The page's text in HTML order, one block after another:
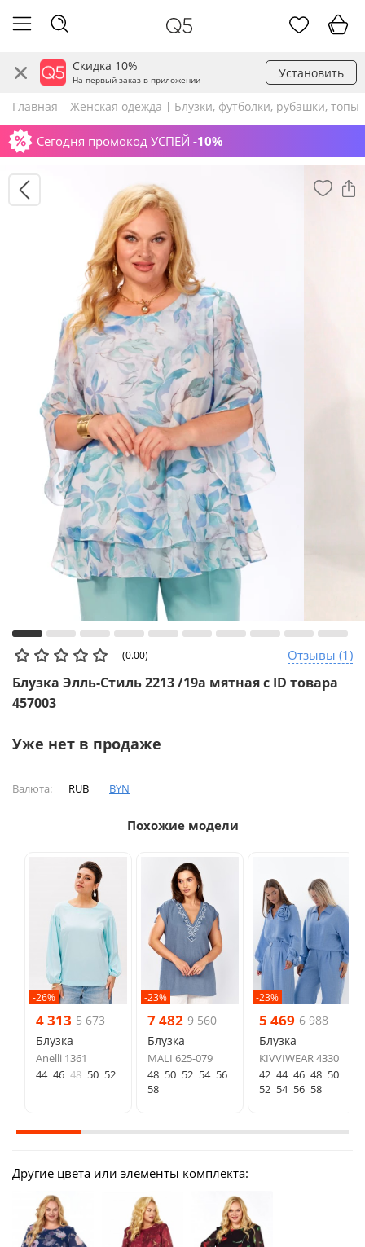
Скидка 10%
На первый заказ в приложении Установить
Главная Женская одежда Блузки, футболки, рубашки, топы
Сегодня промокод УСПЕЙ -10%
(0.00) Отзывы (1)
Блузка Элль-Стиль 2213 /19а мятная с ID товара
457003
Уже нет в продаже
Валюта: RUB BYN
Похожие модели
-26%
4 313 5 673
Блузка
Anelli 1361
44 46 48 50 52
-23%
7 482 9 560
Блузка
MALI 625-079
48 50 52 54 56
58
-23%
5 469 6 988
Блузка
KIVVIWEAR 4330
42 44 46 48 50
52 54 56 58
Другие цвета или элементы комплекта: